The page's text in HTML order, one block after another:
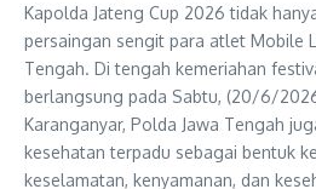
Kapolda Jateng Cup 2026 tidak
persaingan sengit para atlet Mobile
Tengah. Di tengah kemeriahan
berlangsung pada Sabtu, (20/6/
Karanganyar, Polda Jawa Tengah
kesehatan terpadu sebagai bentuk
keselamatan, kenyamanan, dan